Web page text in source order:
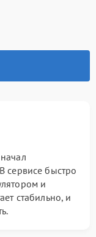
сервисе быстро
и
стабильно, и